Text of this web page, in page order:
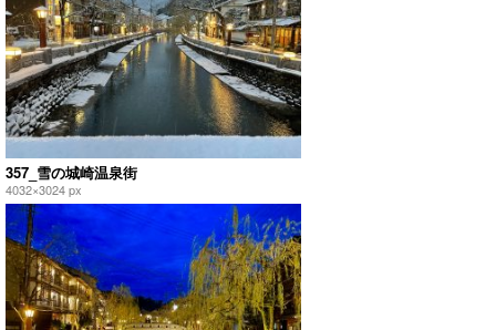
357_雪の城崎温泉街
4032×3024 px